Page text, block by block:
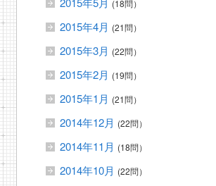
(18問）
2015年4月 (21問）
2015年3月 (22問）
2015年2月 (19問）
2015年1月 (21問）
2014年12月 (22問）
2014年11月 (18問）
2014年10月 (22問）